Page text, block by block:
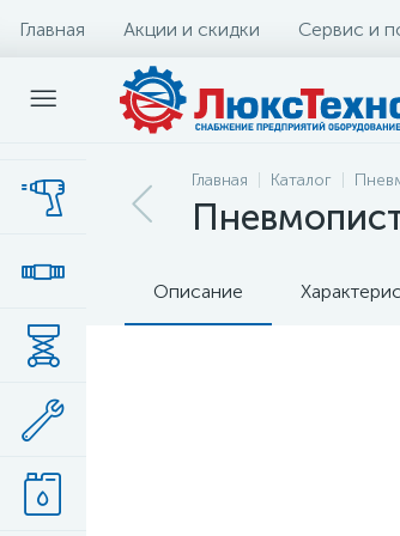
Главная Акции и скидки Сервис и
Главная Каталог
Описание